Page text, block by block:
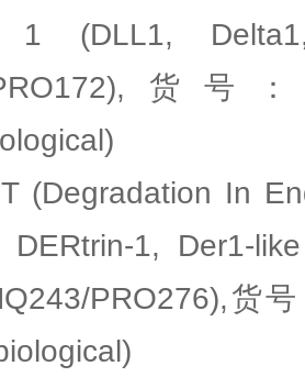
1 (DLL1,
PRO172),货号：
(Degradation In
DERtrin-1, Der1-
PRO276),货